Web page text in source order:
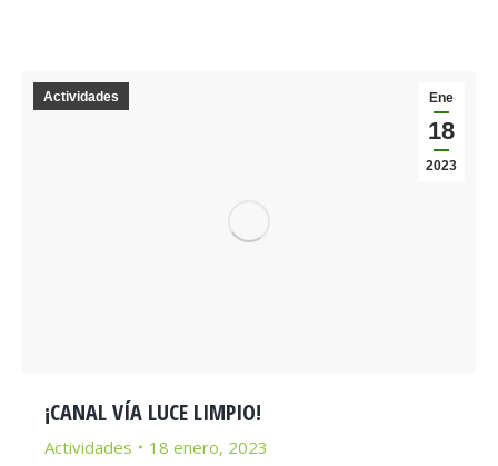
Ene
18
2023
Actividades
¡CANAL VÍA LUCE LIMPIO!
Actividades 18 enero, 2023